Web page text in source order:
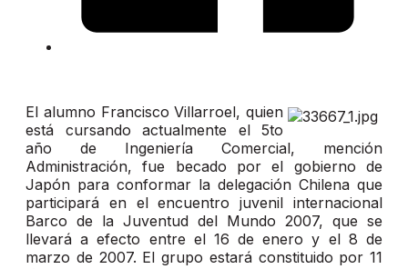
El alumno Francisco Villarroel, quien
está cursando actualmente el 5to
año de Ingeniería Comercial, mención
Administración, fue becado por el gobierno de
Japón para conformar la delegación Chilena que
participará en el encuentro juvenil internacional
Barco de la Juventud del Mundo 2007, que se
llevará a efecto entre el 16 de enero y el 8 de
marzo de 2007. El grupo estará constituido por 11